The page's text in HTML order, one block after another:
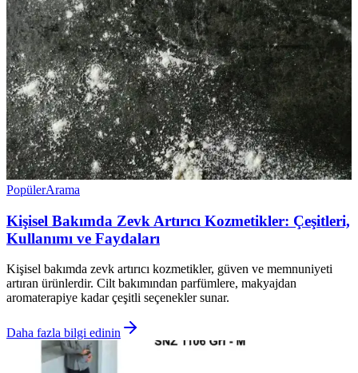
PopülerArama
Kişisel Bakımda Zevk Artırıcı Kozmetikler: Çeşitleri,
Kullanımı ve Faydaları
Kişisel bakımda zevk artırıcı kozmetikler, güven ve memnuniyeti
artıran ürünlerdir. Cilt bakımından parfümlere, makyajdan
aromaterapiye kadar çeşitli seçenekler sunar.
Daha fazla bilgi edinin